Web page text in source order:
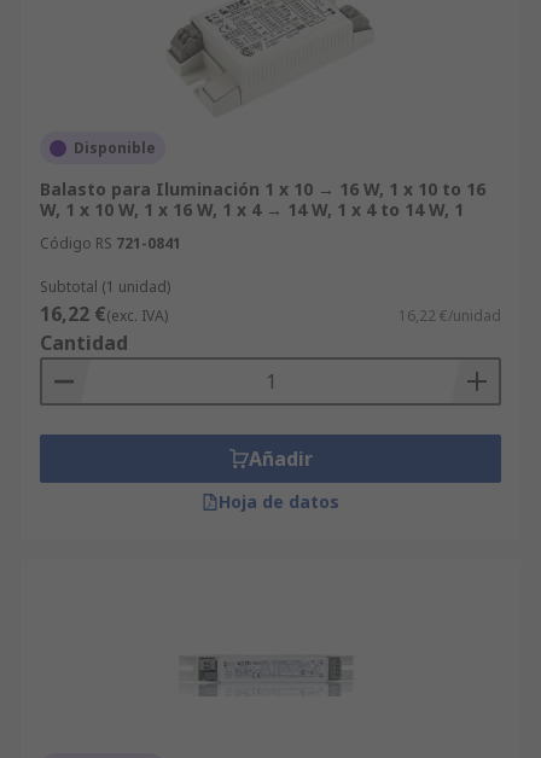
Disponible
Balasto para Iluminación 1 x 10 → 16 W, 1 x 10 to 16
W, 1 x 10 W, 1 x 16 W, 1 x 4 → 14 W, 1 x 4 to 14 W, 1
Código RS 721-0841
Subtotal (1 unidad)
16,22 €(exc. IVA) 16,22 €/unidad
Cantidad
Añadir
Hoja de datos